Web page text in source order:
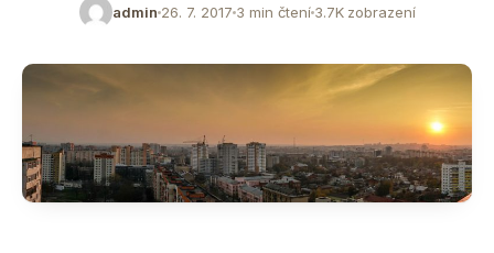
admin 26. 7. 2017 3 min čtení3.7K zobrazení